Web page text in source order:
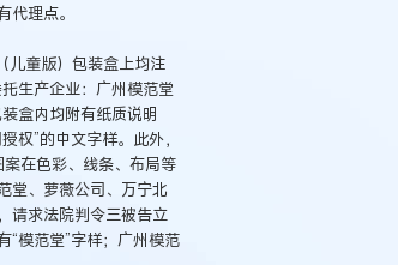
理点。
儿童版）包装盒上均注
生产企业：广州模范堂
盒内均附有纸质说明
权”的中文字样。此外，
在色彩、线条、布局等
堂、萝薇公司、万宁北
请求法院判令三被告立
“模范堂”字样；广州模范